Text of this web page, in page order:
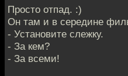
Просто отпад. :)
Он там и в середине
- Установите слежку.
- За кем?
- За всеми!